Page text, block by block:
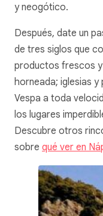
y neogótico.
Después, date un
de tres siglos que
productos frescos y
horneada; iglesias
Vespa a toda
los lugares
Descubre otros
sobre qué ver en